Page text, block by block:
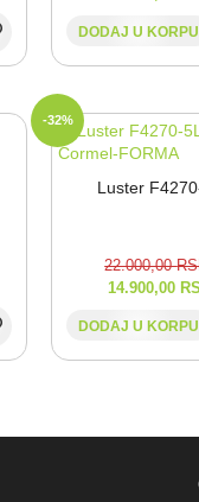
DODAJ U KORPU
-32%
Luster
22.000,00
14.900,00
DODAJ U KORPU